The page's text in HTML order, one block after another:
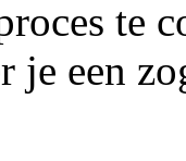
te
je een